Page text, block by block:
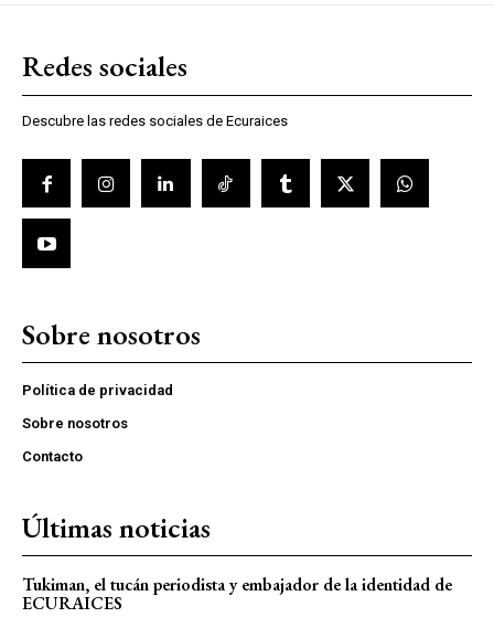
Redes sociales
Descubre las redes sociales de Ecuraices
Sobre nosotros
Política de privacidad
Sobre nosotros
Contacto
Últimas noticias
Tukiman, el tucán periodista y embajador de la identidad de
ECURAICES